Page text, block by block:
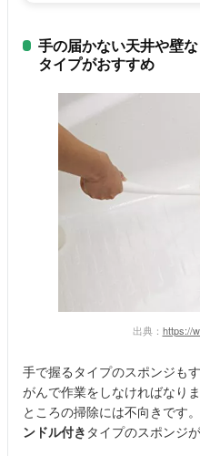
手の届かない天井や壁
タイプがおすすめ
出典： https://
手で握るタイプのスポンジも
がんで作業をしなければなり
ところの掃除には不向きです
ンドル付き タイプのスポンジ